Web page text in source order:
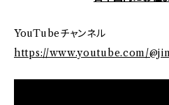
YouTubeチャンネル
https://www.youtube.com/